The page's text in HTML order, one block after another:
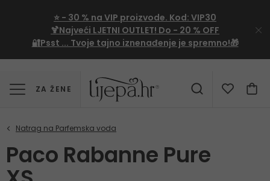
⭐ - 30 % na VIP proizvode. Kod: VIP30
🍹Najveći LJETNI OUTLET! Do - 20 % OFF
🔐Psst ... Tvoje tajno iznenađenje je spremno!🎁
ZA ŽENE
Paco Rabanne Pure